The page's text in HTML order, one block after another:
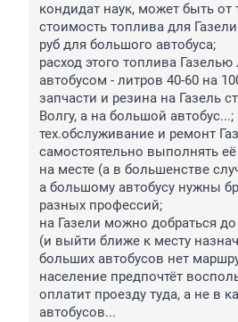
кондидат наук, может быть от
стоимость топлива для
руб для большого автобуса;
расход этого топлива Газелью
автобусом - литров 40-60 на
запчасти и резина на Газель
Волгу, а на большой автобус...;
тех.обслуживание и ремонт
самостоятельно выполнять
на месте (а в большенстве
а большому автобусу нужны
разных профессий;
на Газели можно добраться
(и выйти ближе к месту
больших автобусов нет
население предпочтёт
оплатит проезду туда, а не в
автобусов...